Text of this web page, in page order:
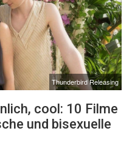
Thunderbird Releasing
cool: 10 Filme
und bisexuelle